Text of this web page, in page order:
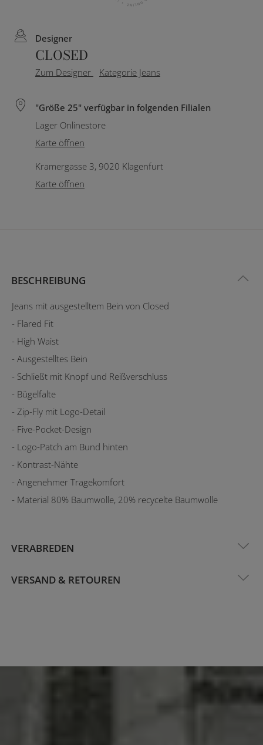
Designer
CLOSED
Zum Designer Kategorie Jeans
"Größe 25" verfügbar in folgenden Filialen
Lager Onlinestore
Karte öffnen
Kramergasse 3, 9020 Klagenfurt
Karte öffnen
BESCHREIBUNG
Jeans mit ausgestelltem Bein von Closed
- Flared Fit
- High Waist
- Ausgestelltes Bein
- Schließt mit Knopf und Reißverschluss
- Bügelfalte
- Zip-Fly mit Logo-Detail
- Five-Pocket-Design
- Logo-Patch am Bund hinten
- Kontrast-Nähte
- Angenehmer Tragekomfort
- Material 80% Baumwolle, 20% recycelte Baumwolle
VERABREDEN
VERSAND & RETOUREN